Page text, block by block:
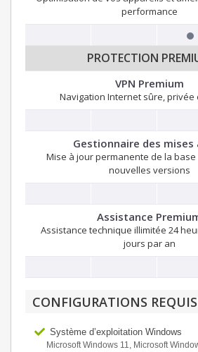
performance
PROTECTION
VPN Premium
Navigation Internet sûre, privée
Gestionnaire des mises
Mise à jour permanente de la
nouvelles versions
Assistance
Assistance technique illimitée 24
jours par an
CONFIGURATIONS
Système d’exploitation Windows
Microsoft Windows 11, Microsoft